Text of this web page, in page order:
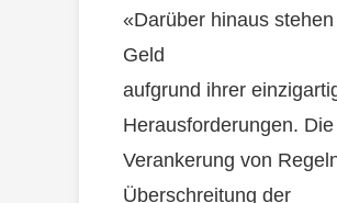
«Darüber hinaus
Geld
aufgrund ihrer
Herausforderungen. Die
Verankerung von
Überschreitung der